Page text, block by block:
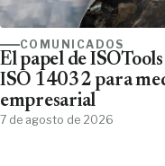
COMUNICADOS
El papel de
ISO 14032 para
empresarial
7 de agosto de 2026